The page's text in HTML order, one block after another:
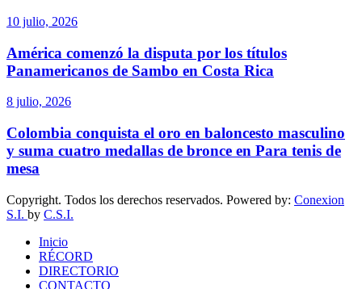
10 julio, 2026
América comenzó la disputa por los títulos
Panamericanos de Sambo en Costa Rica
8 julio, 2026
Colombia conquista el oro en baloncesto masculino
y suma cuatro medallas de bronce en Para tenis de
mesa
Copyright. Todos los derechos reservados. Powered by: Conexion
S.I. by C.S.I.
Inicio
RÉCORD
DIRECTORIO
CONTACTO